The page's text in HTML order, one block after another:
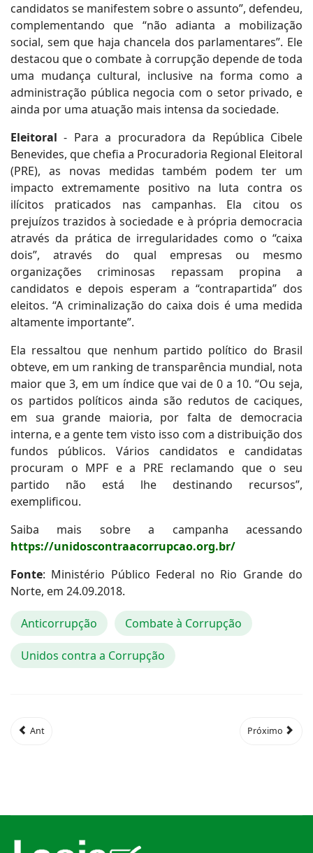
candidatos se manifestem sobre o assunto”, defendeu,
complementando que “não adianta a mobilização
social, sem que haja chancela dos parlamentares”. Ele
destacou que o combate à corrupção depende de toda
uma mudança cultural, inclusive na forma como a
administração pública negocia com o setor privado, e
ainda por uma atuação mais intensa da sociedade.
Eleitoral - Para a procuradora da República Cibele
Benevides, que chefia a Procuradoria Regional Eleitoral
(PRE), as novas medidas também podem ter um
impacto extremamente positivo na luta contra os
ilícitos praticados nas campanhas. Ela citou os
prejuízos trazidos à sociedade e à própria democracia
através da prática de irregularidades como o “caixa
dois”, através do qual empresas ou mesmo
organizações criminosas repassam propina a
candidatos e depois esperam a “contrapartida” dos
eleitos. “A criminalização do caixa dois é uma medida
altamente importante”.
Ela ressaltou que nenhum partido político do Brasil
obteve, em um ranking de transparência mundial, nota
maior que 3, em um índice que vai de 0 a 10. “Ou seja,
os partidos políticos ainda são redutos de caciques,
em sua grande maioria, por falta de democracia
interna, e a gente tem visto isso com a distribuição dos
fundos públicos. Vários candidatos e candidatas
procuram o MPF e a PRE reclamando que o seu
partido não está lhe destinando recursos”,
exemplificou.
Saiba mais sobre a campanha acessando
https://unidoscontraacorrupcao.org.br/
Fonte: Ministério Público Federal no Rio Grande do
Norte, em 24.09.2018.
Anticorrupção Combate à Corrupção
Unidos contra a Corrupção
Ant Próximo